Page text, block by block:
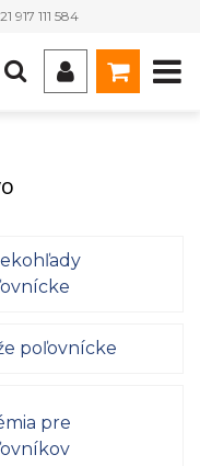
917 111 584
poľovnícke
pre